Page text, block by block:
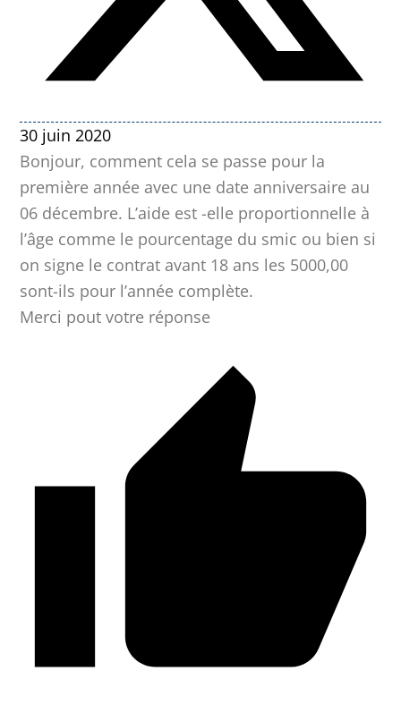
30 juin 2020
Bonjour, comment cela se passe pour la
première année avec une date anniversaire au
06 décembre. L’aide est -elle proportionnelle à
l’âge comme le pourcentage du smic ou bien si
on signe le contrat avant 18 ans les 5000,00
sont-ils pour l’année complète.
Merci pout votre réponse